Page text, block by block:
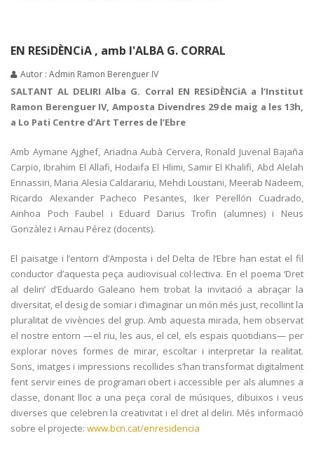
EN RESiDÈNCiA , amb l'ALBA G. CORRAL
Autor : Admin Ramon Berenguer IV
SALTANT AL DELIRI Alba G. Corral EN RESiDÈNCiA a l’Institut
Ramon Berenguer IV, Amposta Divendres 29 de maig a les 13h,
a Lo Pati Centre d’Art Terres de l’Ebre
Amb Aymane Ajghef, Ariadna Aubà Cervera, Ronald Juvenal Bajaña
Carpio, Ibrahim El Allafi, Hodaifa El Hlimi, Samir El Khalifi, Abd Alelah
Ennassiri, Maria Alesia Caldarariu, Mehdi Loustani, Meerab Nadeem,
Ricardo Alexander Pacheco Pesantes, Iker Perellón Cuadrado,
Ainhoa Poch Faubel i Eduard Darius Trofin (alumnes) i Neus
Gonzàlez i Arnau Pérez (docents).
El paisatge i l’entorn d’Amposta i del Delta de l’Ebre han estat el fil
conductor d’aquesta peça audiovisual col·lectiva. En el poema ‘Dret
al deliri’ d’Eduardo Galeano hem trobat la invitació a abraçar la
diversitat, el desig de somiar i d’imaginar un món més just, recollint la
pluralitat de vivències del grup. Amb aquesta mirada, hem observat
el nostre entorn —el riu, les aus, el cel, els espais quotidians— per
explorar noves formes de mirar, escoltar i interpretar la realitat.
Sons, imatges i impressions recollides s’han transformat digitalment
fent servir eines de programari obert i accessible per als alumnes a
classe, donant lloc a una peça coral de músiques, dibuixos i veus
diverses que celebren la creativitat i el dret al deliri. Més informació
sobre el projecte: www.bcn.cat/enresidencia